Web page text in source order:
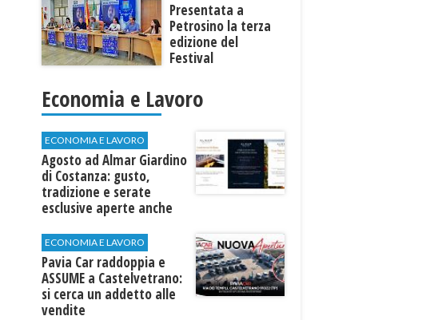
Presentata a
Petrosino la terza
edizione del
Festival
"Voci dal
Economia e Lavoro
ECONOMIA E LAVORO
Agosto ad Almar Giardino
di Costanza: gusto,
tradizione e serate
esclusive aperte anche
ECONOMIA E LAVORO
Pavia Car raddoppia e
ASSUME a Castelvetrano:
si cerca un addetto alle
vendite